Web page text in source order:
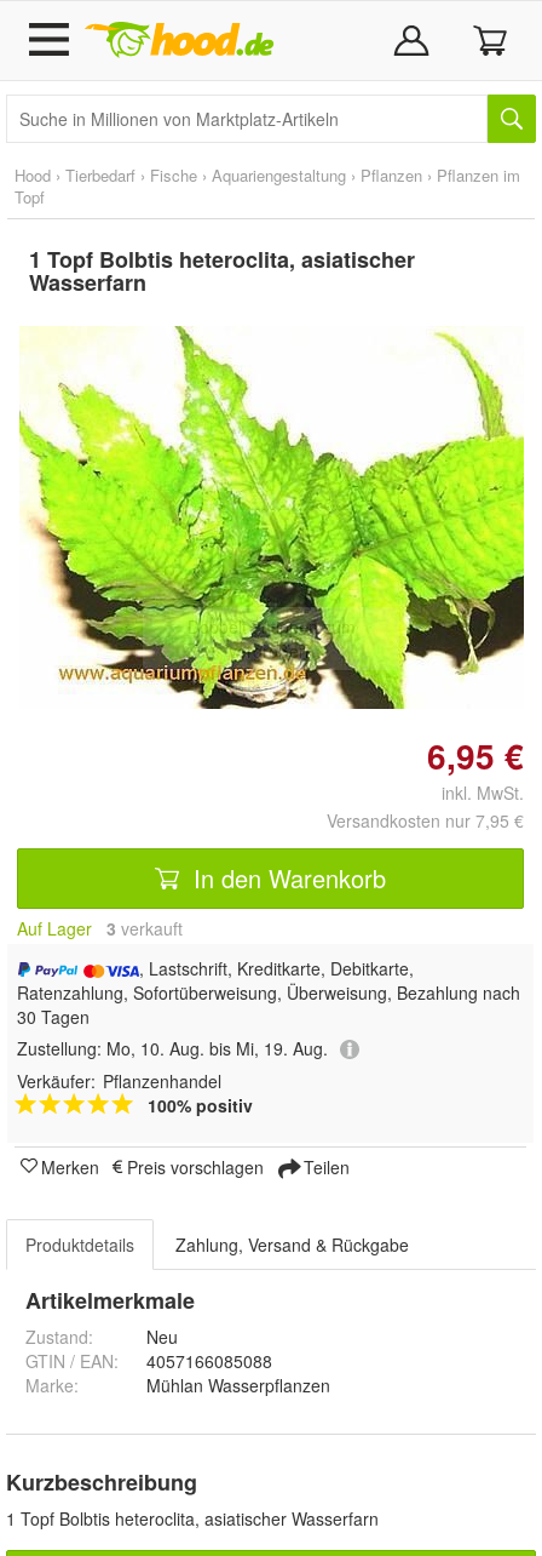
Hood › Tierbedarf › Fische › Aquariengestaltung › Pflanzen › Pflanzen im
Topf
1 Topf Bolbtis heteroclita, asiatischer
Wasserfarn
Doppelt antippen zum
vergrößern
6,95 €
inkl. MwSt.
Versandkosten nur 7,95 €
In den Warenkorb
Auf Lager 3 verkauft
, Lastschrift, Kreditkarte, Debitkarte,
Ratenzahlung, Sofortüberweisung, Überweisung, Bezahlung nach
30 Tagen
Zustellung: Mo, 10. Aug. bis Mi, 19. Aug.
Verkäufer: Pflanzenhandel
100% positiv
Merken Preis vorschlagen Teilen
Produktdetails Zahlung, Versand & Rückgabe
Artikelmerkmale
Zustand:
Neu
GTIN / EAN:
4057166085088
Marke:
Mühlan Wasserpflanzen
Kurzbeschreibung
1 Topf Bolbtis heteroclita, asiatischer Wasserfarn